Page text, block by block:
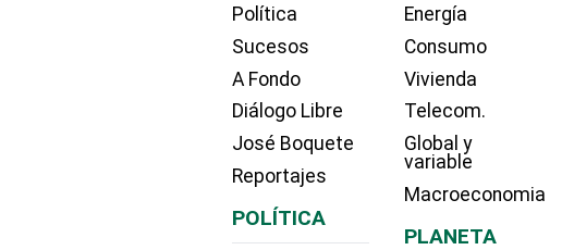
Política
Sucesos
A Fondo
Diálogo Libre
José Boquete
Reportajes
POLÍTICA
Energía
Consumo
Vivienda
Telecom.
Global y
variable
Macroeconomia
PLANETA